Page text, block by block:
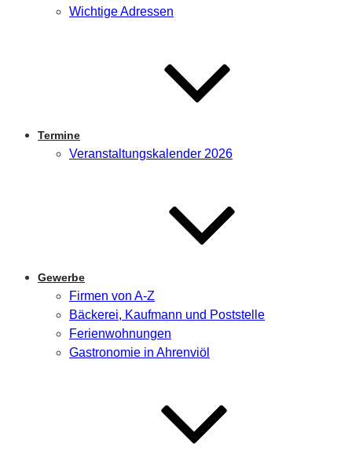
Wichtige Adressen
Termine
Veranstaltungskalender 2026
Gewerbe
Firmen von A-Z
Bäckerei, Kaufmann und Poststelle
Ferienwohnungen
Gastronomie in Ahrenviöl